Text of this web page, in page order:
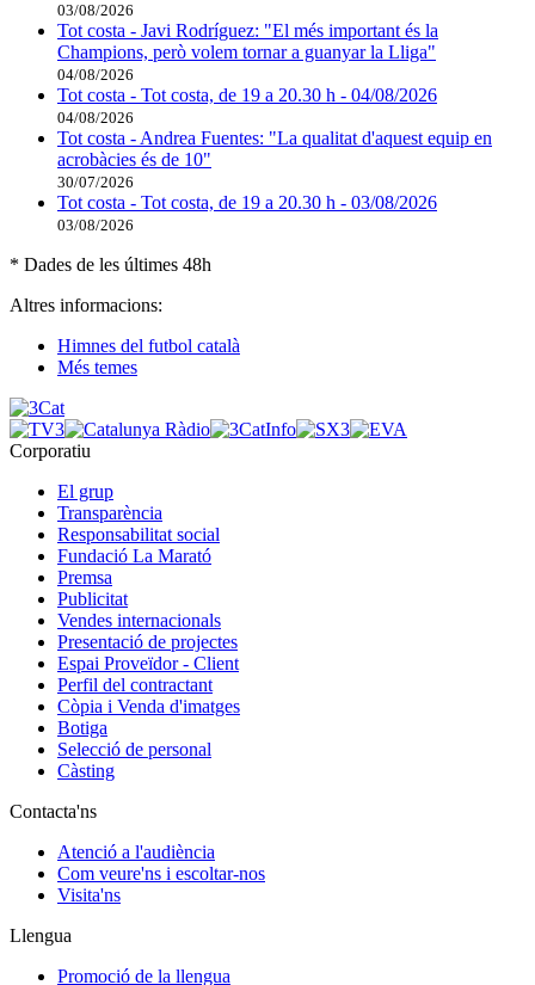
03/08/2026
Tot costa - Javi Rodríguez: "El més important és la
Champions, però volem tornar a guanyar la Lliga"
04/08/2026
Tot costa - Tot costa, de 19 a 20.30 h - 04/08/2026
04/08/2026
Tot costa - Andrea Fuentes: "La qualitat d'aquest equip en
acrobàcies és de 10"
30/07/2026
Tot costa - Tot costa, de 19 a 20.30 h - 03/08/2026
03/08/2026
* Dades de les últimes 48h
Altres informacions:
Himnes del futbol català
Més temes
Corporatiu
El grup
Transparència
Responsabilitat social
Fundació La Marató
Premsa
Publicitat
Vendes internacionals
Presentació de projectes
Espai Proveïdor - Client
Perfil del contractant
Còpia i Venda d'imatges
Botiga
Selecció de personal
Càsting
Contacta'ns
Atenció a l'audiència
Com veure'ns i escoltar-nos
Visita'ns
Llengua
Promoció de la llengua